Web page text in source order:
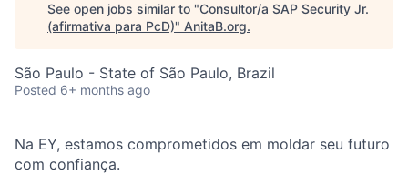
See open jobs similar to "Consultor/a SAP Security Jr.
(afirmativa para PcD)" AnitaB.org.
São Paulo - State of São Paulo, Brazil
Posted 6+ months ago
Na EY, estamos comprometidos em moldar seu futuro
com confiança.